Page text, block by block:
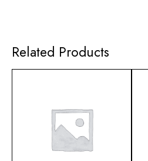
Related Products